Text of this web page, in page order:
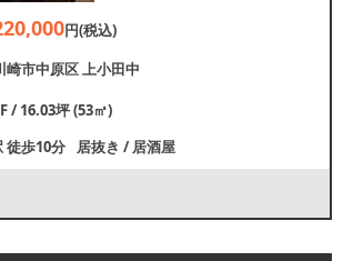
らグループ利用まで幅広い客層
動線上に位置しており、地域住
ます。
円(税込)
崎市中原区上小田中
/ 16.03坪 (53㎡)
徒歩10分 居抜き /居酒屋